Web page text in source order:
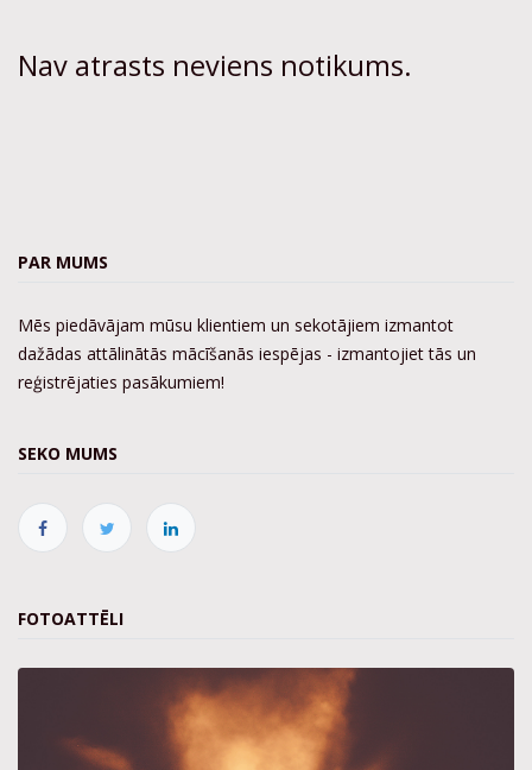
Nav atrasts neviens notikums.
PAR MUMS
Mēs piedāvājam mūsu klientiem un sekotājiem izmantot
dažādas attālinātās mācīšanās iespējas - izmantojiet tās un
reģistrējaties pasākumiem!
SEKO MUMS
FOTOATTĒLI